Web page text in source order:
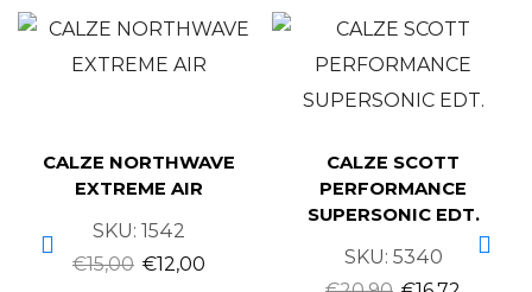
CALZE NORTHWAVE
EXTREME AIR
SKU: 1542
€15,00 €12,00
CALZE SCOTT
PERFORMANCE
SUPERSONIC EDT.
SKU: 5340